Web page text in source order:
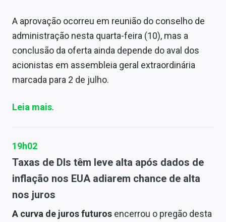
A aprovação ocorreu em reunião do conselho de
administração nesta quarta-feira (10), mas a
conclusão da oferta ainda depende do aval dos
acionistas em assembleia geral extraordinária
marcada para 2 de julho.
Leia mais.
19h02
Taxas de DIs têm leve alta após dados de
inflação nos EUA adiarem chance de alta
nos juros
A curva de juros futuros encerrou o pregão desta